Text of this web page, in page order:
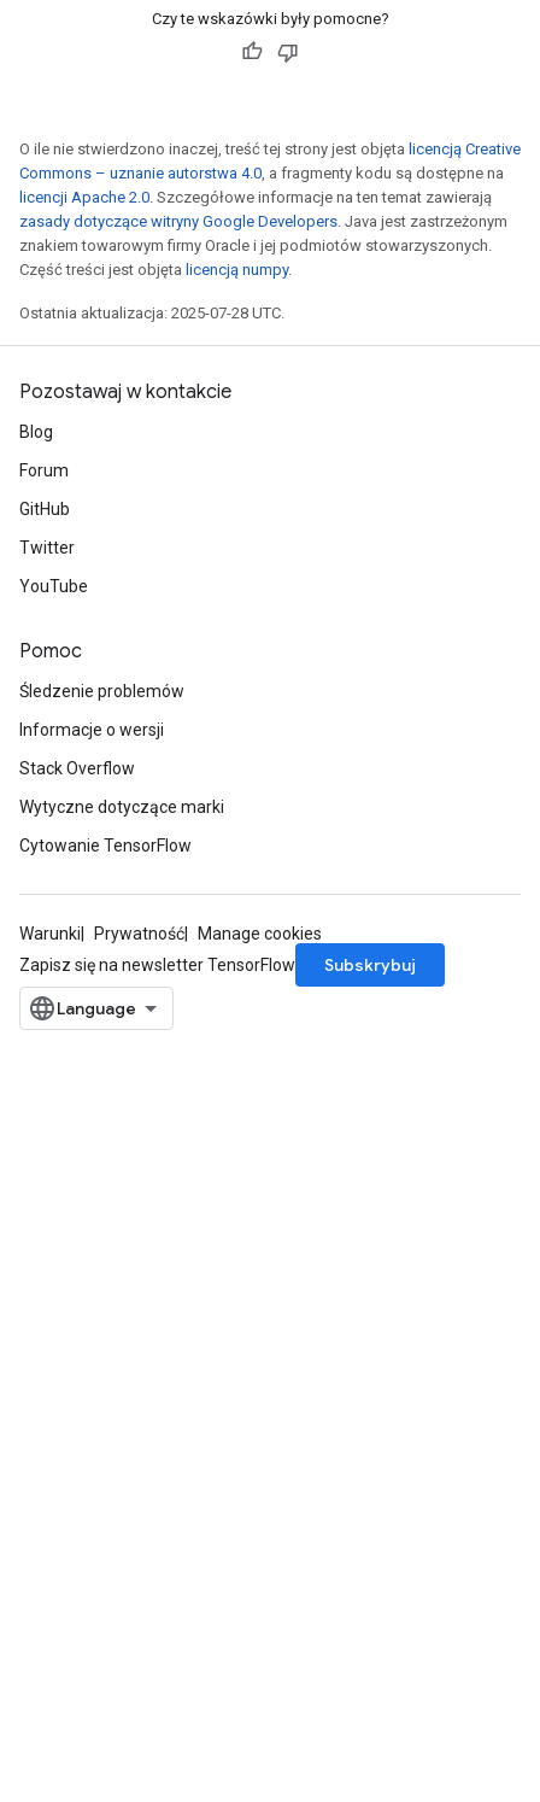
Czy te wskazówki były pomocne?
O ile nie stwierdzono inaczej, treść tej strony jest objęta licencją Creative
Commons – uznanie autorstwa 4.0, a fragmenty kodu są dostępne na
licencji Apache 2.0. Szczegółowe informacje na ten temat zawierają
zasady dotyczące witryny Google Developers. Java jest zastrzeżonym
znakiem towarowym firmy Oracle i jej podmiotów stowarzyszonych.
Część treści jest objęta licencją numpy.
Ostatnia aktualizacja: 2025-07-28 UTC.
Pozostawaj w kontakcie
Blog
Forum
GitHub
Twitter
YouTube
Pomoc
Śledzenie problemów
Informacje o wersji
Stack Overflow
Wytyczne dotyczące marki
Cytowanie TensorFlow
Warunki Prywatność
Manage cookies
Zapisz się na newsletter TensorFlow
Subskrybuj